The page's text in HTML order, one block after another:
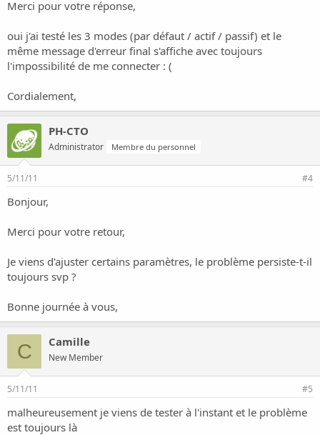
Merci pour votre réponse,
oui j'ai testé les 3 modes (par défaut / actif / passif) et le
même message d'erreur final s'affiche avec toujours
l'impossibilité de me connecter : (
Cordialement,
PH-CTO
Administrator Membre du personnel
5/11/11 #4
Bonjour,
Merci pour votre retour,
Je viens d'ajuster certains paramètres, le problème persiste-t-il
toujours svp ?
Bonne journée à vous,
C Camille
New Member
5/11/11 #5
malheureusement je viens de tester à l'instant et le problème
est toujours là